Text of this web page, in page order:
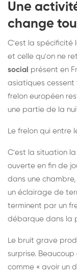
Une
change
C'est la spécificité
et celle qu'on ne
social présent en
asiatiques
frelon européen
une partie de la
Le frelon qui entre
C'est la situation
ouverte en fin de
dans une
un éclairage de
terminent par un
débarque dans la
Le bruit grave
surprise.
comme « avoir un